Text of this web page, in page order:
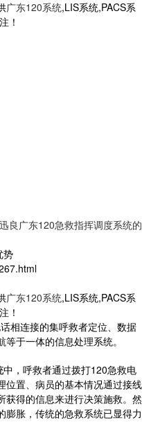
广东120系统,LIS系统,PACS系
！
良广东120急救指挥调度系统的
势
广东120系统,LIS系统,PACS系
！
相连接的集呼救者定位、数据
于一体的信息处理系统。
中，呼救者通过拨打120急救电
位置、病员的基本情况通过接线
获得的信息来进行决策施救。然
胀，传统的急救系统已显得力